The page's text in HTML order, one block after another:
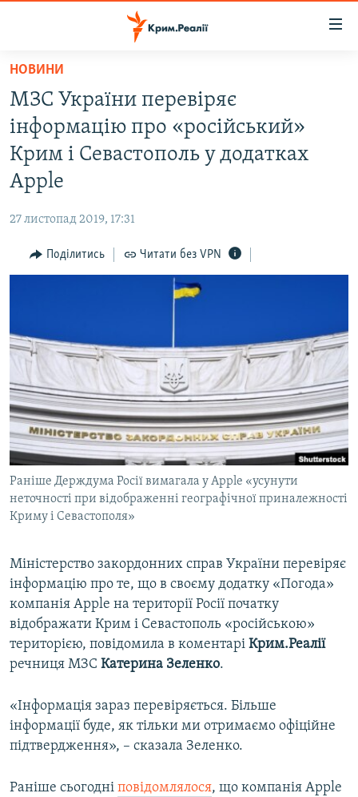
Перейти
основного
матеріалу
Перейти
до
основної
Перейти
пошуку
ВОДА.КРИМ
ВІДЕО ТА ФОТО
ПОЛІТИКА
ІНТЕРВ'Ю
ДЕПОРТАЦІЯ
ВІДЕОУРОКИ «ELIFBE»
СВІДЧЕННЯ ОКУПАЦІЇ
УКРАЇНСЬКА ПРОБЛЕМА КРИМУ
ІНФОГРАФІКА
ЯК ОБІЙТИ БЛОКУВАННЯ
Русский
Qırımtatar
ДОЛУЧАЙСЯ!
НОВИНИ
МЗС України перевіряє
інформацію про «російський»
Крим і Севастополь у додатках
Apple
27 листопад 2019, 17:31
Поділитись Читати без VPN
Раніше Держдума Росії вимагала у Apple «усунути
неточності при відображенні географічної приналежності
Криму і Севастополя»
Міністерство закордонних справ України перевіряє
інформацію про те, що в своєму додатку «Погода»
компанія Apple на території Росії початку
відображати Крим і Севастополь «російською»
територією, повідомила в коментарі Крим.Реалії
речниця МЗС Катерина Зеленко.
«Інформація зараз перевіряється. Більше
інформації буде, як тільки ми отримаємо офіційне
підтвердження», – сказала Зеленко.
Раніше сьогодні повідомлялося, що компанія Apple